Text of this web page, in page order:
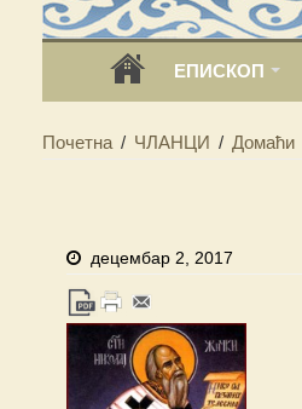
ЕПИСКОП
Почетна / ЧЛАНЦИ / Домаћи
децембар 2, 2017